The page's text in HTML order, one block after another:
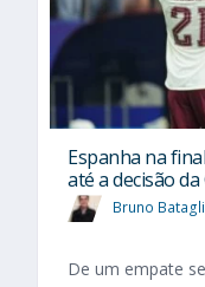
Espanha na
até a decisão
Bruno
De um empate